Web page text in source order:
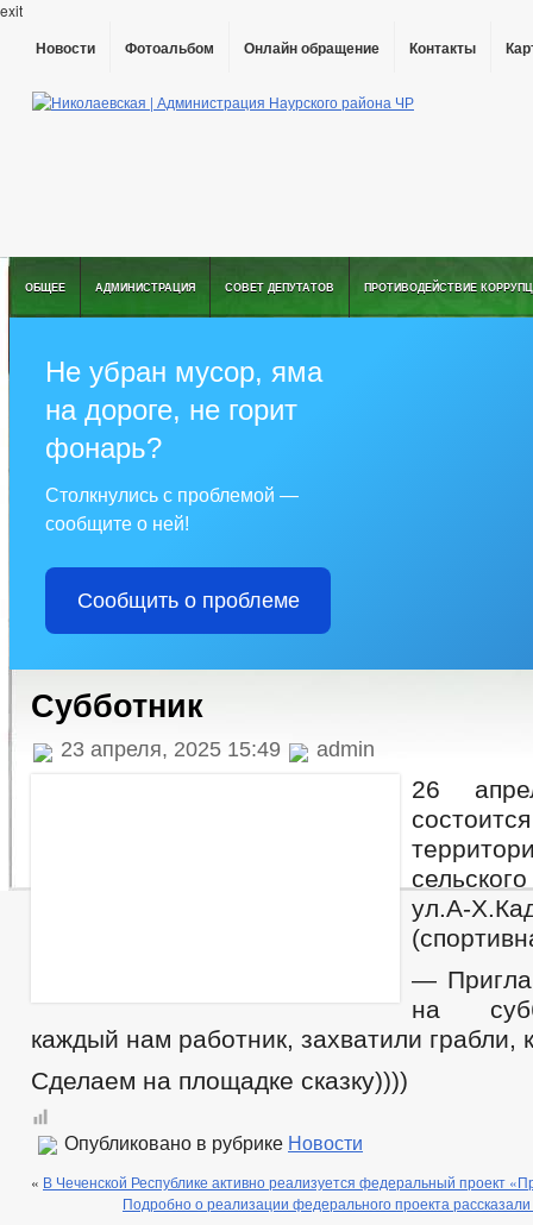
exit
Новости Фотоальбом Онлайн обращение Контакты
ОБЩЕЕ АДМИНИСТРАЦИЯ СОВЕТ ДЕПУТАТОВ ПРОТИВОДЕЙСТВИЕ
Не убран мусор, яма
на дороге, не горит
фонарь?
Столкнулись с проблемой —
сообщите о ней!
Сообщить о проблеме
Субботник
23 апреля, 2025 15:49 admin
26
ул.А-
—
на
каждый нам работник, захватили грабли,
Сделаем на площадке сказку))))
Опубликовано в рубрике Новости
« В Чеченской Республике активно реализуется федеральный проект
Подробно о реализации федерального проекта